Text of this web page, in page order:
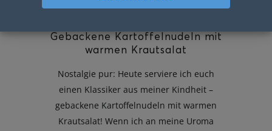
Gebackene Kartoffelnudeln mit
warmen Krautsalat
Nostalgie pur: Heute serviere ich euch
einen Klassiker aus meiner Kindheit –
gebackene Kartoffelnudeln mit warmen
Krautsalat! Wenn ich an meine Uroma